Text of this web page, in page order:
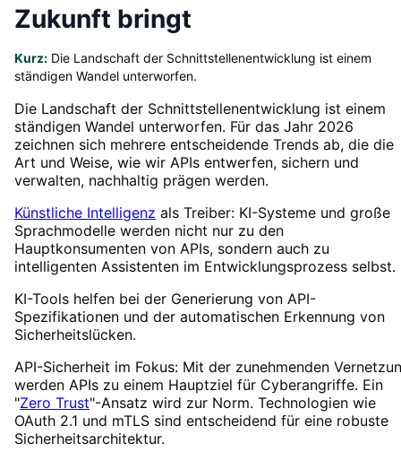
Zukunft bringt
Kurz: Die Landschaft der Schnittstellenentwicklung ist einem
ständigen Wandel unterworfen.
Die Landschaft der Schnittstellenentwicklung ist einem
ständigen Wandel unterworfen. Für das Jahr 2026
zeichnen sich mehrere entscheidende Trends ab, die die
Art und Weise, wie wir APIs entwerfen, sichern und
verwalten, nachhaltig prägen werden.
Künstliche Intelligenz als Treiber: KI-Systeme und große
Sprachmodelle werden nicht nur zu den
Hauptkonsumenten von APIs, sondern auch zu
intelligenten Assistenten im Entwicklungsprozess selbst.
KI-Tools helfen bei der Generierung von API-
Spezifikationen und der automatischen Erkennung von
Sicherheitslücken.
API-Sicherheit im Fokus: Mit der zunehmenden
werden APIs zu einem Hauptziel für Cyberangriffe. Ein
"Zero Trust"-Ansatz wird zur Norm. Technologien wie
OAuth 2.1 und mTLS sind entscheidend für eine robuste
Sicherheitsarchitektur.